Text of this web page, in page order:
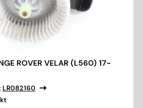
ROVER VELAR (L560) 17-
LR082160